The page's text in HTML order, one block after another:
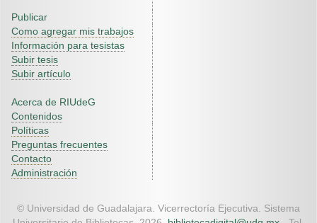
Publicar
Como agregar mis trabajos
Información para tesistas
Subir tesis
Subir artículo
Acerca de RIUdeG
Contenidos
Políticas
Preguntas frecuentes
Contacto
Administración
© Universidad de Guadalajara. Vicerrectoría Ejecutiva. Sistema